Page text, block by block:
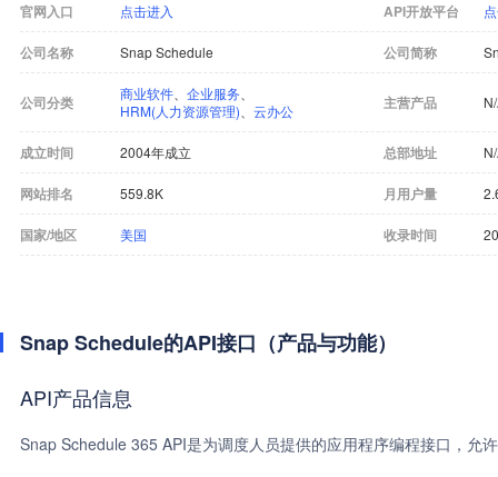
官网入口 点击进入 API开放平台
公司名称 Snap Schedule 公司简称
公司分类 商业软件 企业服务
HRM(人力资源管理)
云办公 主营产品
成立时间 2004年成立 总部地址
网站排名 559.8K 月用户量
国家/地区 美国 收录时间
Snap Schedule的API接口（产品与功能）
API产品信息
Snap Schedule 365 API是为调度人员提供的应用程序编程接口，允